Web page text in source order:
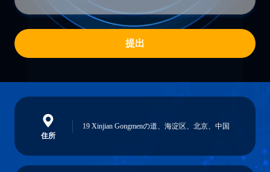
提出
住所
19 Xinjian Gongmenの道、海淀区、北京、中国